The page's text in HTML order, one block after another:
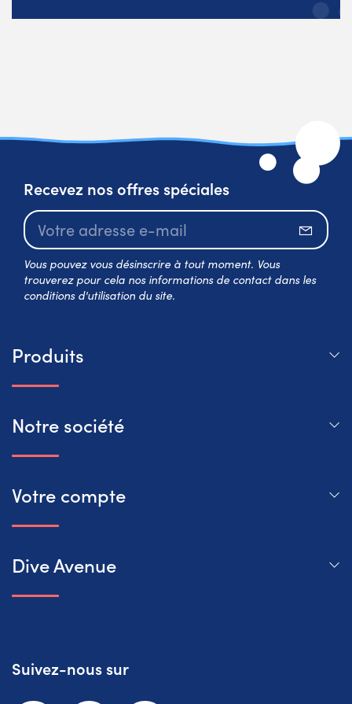
Recevez nos offres spéciales
Vous pouvez vous désinscrire à tout moment. Vous
trouverez pour cela nos informations de contact dans les
conditions d'utilisation du site.
Produits
Notre société
Votre compte
Dive Avenue
Suivez-nous sur